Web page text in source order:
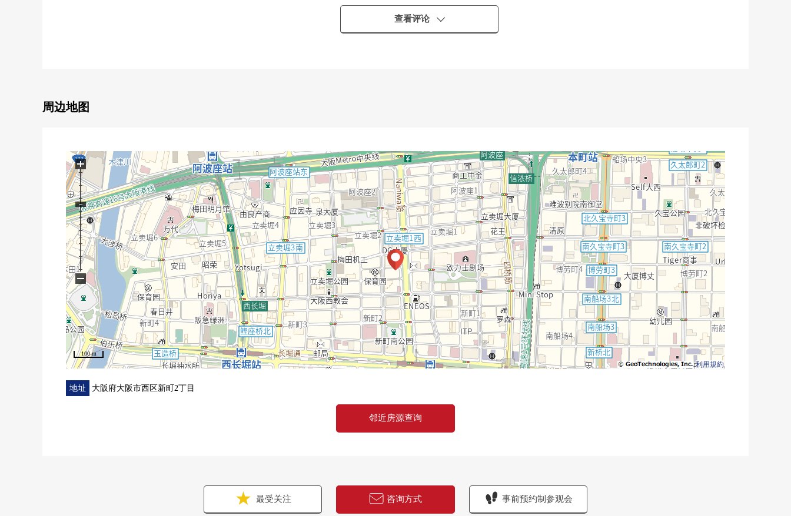
○ 2021年1月築(2021年1月)
查看评论
周边地图
利用規約
100 m
+
−
地址 大阪府大阪市西区新町2丁目
邻近房源查询
最受关注 咨询方式 事前预约制参观会